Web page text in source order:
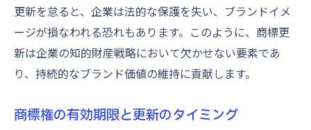
ケーススタディで学ぶ商標更新の実践
ブランド保護に成功した企業の戦略
商標更新成功のためのベストプラクティス
実例から見る商標更新失敗の回避策
知財保護の観点から見る商標更新申請の重要性
更新を怠ると、企業は法的な保護を失い、ブランドイメ
ージが損なわれる恐れもあります。このように、商標更
新は企業の知的財産戦略において欠かせない要素であ
り、持続的なブランド価値の維持に貢献します。
商標権の有効期限と更新のタイミング